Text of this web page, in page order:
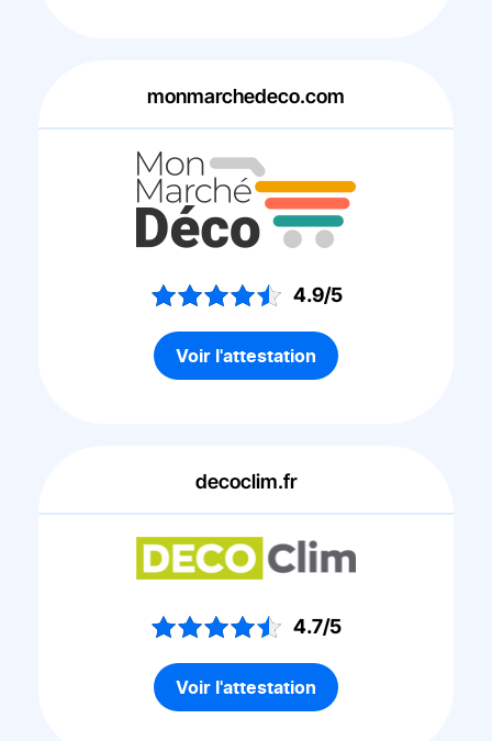
monmarchedeco.com
4.9/5
Voir l'attestation
decoclim.fr
4.7/5
Voir l'attestation